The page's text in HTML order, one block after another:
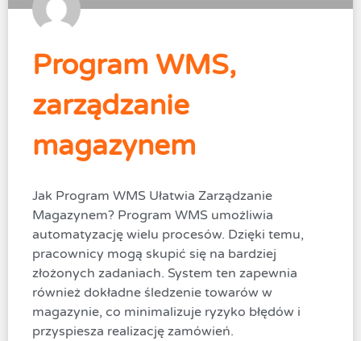
Program WMS,
zarządzanie
magazynem
Jak Program WMS Ułatwia Zarządzanie
Magazynem? Program WMS umożliwia
automatyzację wielu procesów. Dzięki temu,
pracownicy mogą skupić się na bardziej
złożonych zadaniach. System ten zapewnia
również dokładne śledzenie towarów w
magazynie, co minimalizuje ryzyko błędów i
przyspiesza realizację zamówień.